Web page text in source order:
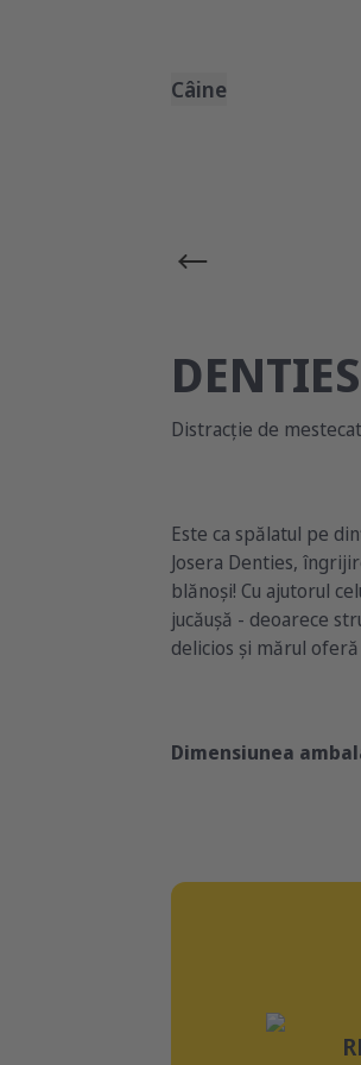
Câine
Distracție de
Este ca spălatul pe
Josera Denties,
blănoși! Cu ajutorul
jucăușă - deoarece
delicios și mărul
Dimensiunea